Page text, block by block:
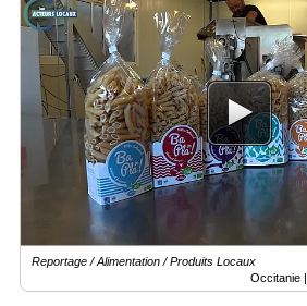
Reportage / Alimentation / Produits Locaux
Occitanie |